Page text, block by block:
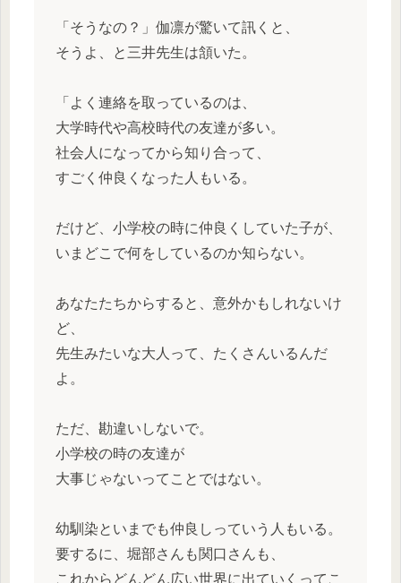
「そうなの？」伽凛が驚いて訊くと、
そうよ、と三井先生は頷いた。
「よく連絡を取っているのは、
大学時代や高校時代の友達が多い。
社会人になってから知り合って、
すごく仲良くなった人もいる。
だけど、小学校の時に仲良くしていた子が、
いまどこで何をしているのか知らない。
あなたたちからすると、意外かもしれないけ
ど、
先生みたいな大人って、たくさんいるんだ
よ。
ただ、勘違いしないで。
小学校の時の友達が
大事じゃないってことではない。
幼馴染といまでも仲良しっていう人もいる。
要するに、堀部さんも関口さんも、
これからどんどん広い世界に出ていくってこ